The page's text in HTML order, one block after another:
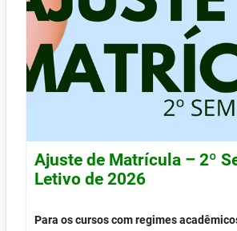
Ajuste de Matrícula – 2º
Letivo de 2026
Para os cursos com regimes